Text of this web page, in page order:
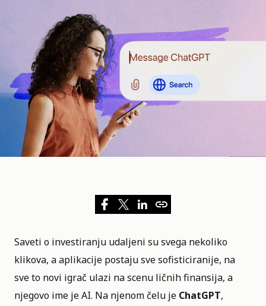
Saveti o investiranju udaljeni su svega nekoliko
klikova, a aplikacije postaju sve sofisticiranije, na
sve to novi igrač ulazi na scenu ličnih finansija, a
njegovo ime je AI. Na njenom čelu je ChatGPT,